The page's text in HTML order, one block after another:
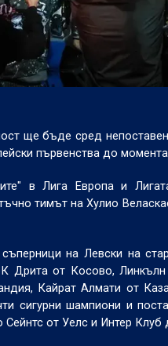
ще бъде сред
първенства до
в Лига Европа и
тимът на Хулио
на Левски на
Дрита от Косово,
Кайрат Алмати от
сигурни шампиони и
от Уелс и Интер Клуб